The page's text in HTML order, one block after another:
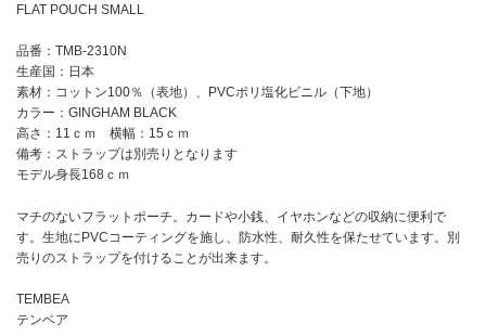
FLAT POUCH SMALL
品番：TMB-2310N
生産国：日本
素材：コットン100％（表地）、PVCポリ塩化ビニル（下地）
カラー：GINGHAM BLACK
高さ：11ｃｍ 横幅：15ｃｍ
備考：ストラップは別売りとなります
モデル身長168ｃｍ
マチのないフラットポーチ。カードや小銭、イヤホンなどの収納に便利で
す。生地にPVCコーティングを施し、防水性、耐久性を保たせています。別
売りのストラップを付けることが出来ます。
TEMBEA
テンベア